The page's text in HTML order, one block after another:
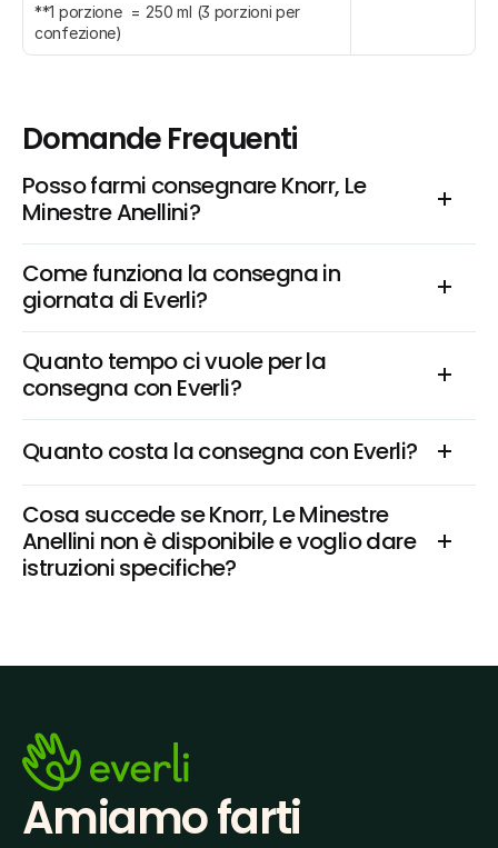
**1 porzione  = 250 ml (3 porzioni per
confezione)
Domande Frequenti
Posso farmi consegnare Knorr, Le
Minestre Anellini?
Come funziona la consegna in
giornata di Everli?
Quanto tempo ci vuole per la
consegna con Everli?
Quanto costa la consegna con Everli?
Cosa succede se Knorr, Le Minestre
Anellini non è disponibile e voglio dare
istruzioni specifiche?
Amiamo farti